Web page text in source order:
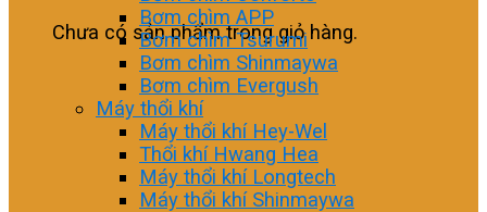
Chưa có sản phẩm trong giỏ hàng.
Bơm chìm APP
Bơm chìm Tsurumi
Bơm chìm Shinmaywa
Bơm chìm Evergush
Máy thổi khí
Máy thổi khí Hey-Wel
Thổi khí Hwang Hea
Máy thổi khí Longtech
Máy thổi khí Shinmaywa